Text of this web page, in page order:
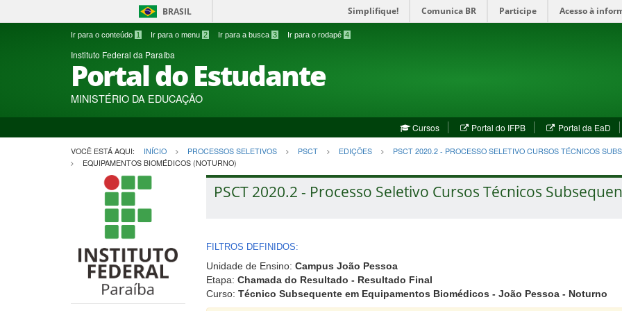
BRASIL Simplifique! Comunica BR Participe Acesso à
Ir para o conteúdo 1 Ir para o menu 2 Ir para a busca 3 Ir para o rodapé 4
Instituto Federal da Paraíba
Portal do Estudante
MINISTÉRIO DA EDUCAÇÃO
Cursos Portal do IFPB(abre
em
nova
Portal da EaD
em
VOCÊ ESTÁ AQUI: INÍCIO PROCESSOS SELETIVOS PSCT EDIÇÕES PSCT 2020.2 - PROCESSO SELETIVO CURSOS TÉCNICOS
EQUIPAMENTOS BIOMÉDICOS (NOTURNO)
PSCT 2020.2 - Processo Seletivo Cursos Técnicos
FILTROS DEFINIDOS:
Unidade de Ensino: Campus João Pessoa
Etapa: Chamada do Resultado - Resultado Final
Curso: Técnico Subsequente em Equipamentos Biomédicos - João Pessoa - Noturno